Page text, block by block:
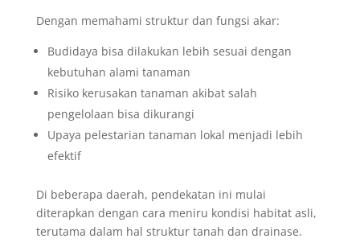
Dengan memahami struktur dan fungsi akar:
Budidaya bisa dilakukan lebih sesuai dengan
kebutuhan alami tanaman
Risiko kerusakan tanaman akibat salah
pengelolaan bisa dikurangi
Upaya pelestarian tanaman lokal menjadi lebih
efektif
Di beberapa daerah, pendekatan ini mulai
diterapkan dengan cara meniru kondisi habitat asli,
terutama dalam hal struktur tanah dan drainase.